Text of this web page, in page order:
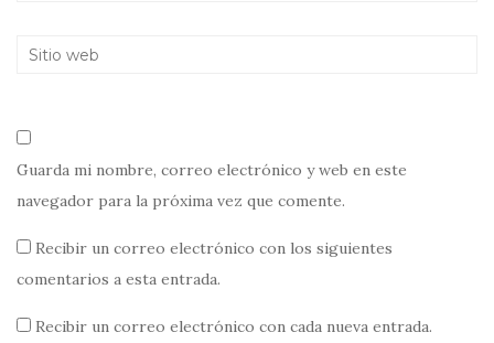
Guarda mi nombre, correo electrónico y web en este
navegador para la próxima vez que comente.
Recibir un correo electrónico con los siguientes
comentarios a esta entrada.
Recibir un correo electrónico con cada nueva entrada.